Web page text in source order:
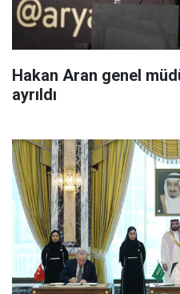
Hakan Aran genel
ayrıldı